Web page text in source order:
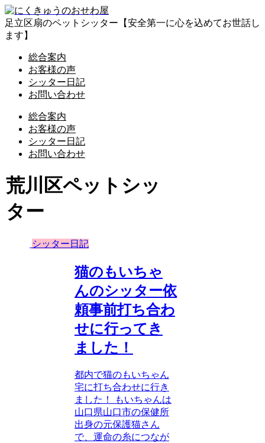
足立区扇のペットシッター【安全第一に心を込めてお世話し
ます】
総合案内
お客様の声
シッター日記
お問い合わせ
総合案内
お客様の声
シッター日記
お問い合わせ
荒川区ペットシッ
ター
シッター日記
猫のもいちゃ
んのシッター依
頼事前打ち合わ
せに行ってき
ました！
都内で猫のもいちゃん
宅に打ち合わせに行き
ました！ もいちゃんは
山口県山口市の保健所
出身の元保護猫さん
で、運命の糸につなが